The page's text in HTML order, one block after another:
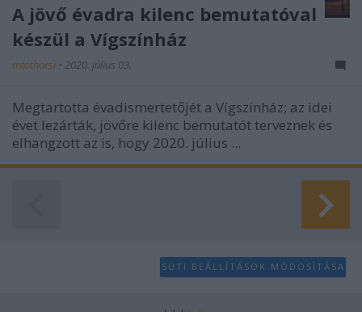
A jövő évadra kilenc bemutatóval
készül a Vígszínház
mtothorsi • 2020. július 03.
Megtartotta évadismertetőjét a Vígszínház; az idei
évet lezárták, jövőre kilenc bemutatót terveznek és
elhangzott az is, hogy 2020. július ...
SÜTI BEÁLLÍTÁSOK MÓDOSÍTÁSA